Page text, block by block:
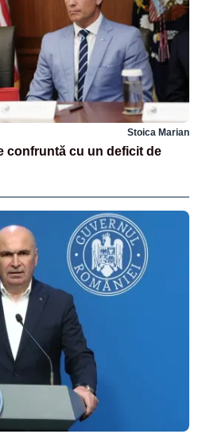
Stoica Marian
confruntă cu un deficit de